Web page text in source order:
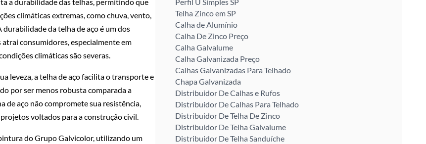
climáticas extremas, como chuva, vento,
durabilidade da telha de aço é um dos
consumidores, especialmente em
climáticas são severas.
leveza, a telha de aço facilita o transporte e
por ser menos robusta comparada a
de aço não compromete sua resistência,
voltados para a construção civil.
do Grupo Galvicolor, utilizando um
Telha Zinco em SP
Calha de Alumínio
Calha De Zinco Preço
Calha Galvalume
Calha Galvanizada Preço
Calhas Galvanizadas Para Telhado
Chapa Galvanizada
Distribuidor De Calhas e Rufos
Distribuidor De Calhas Para Telhado
Distribuidor De Telha De Zinco
Distribuidor De Telha Galvalume
Distribuidor De Telha Sanduíche